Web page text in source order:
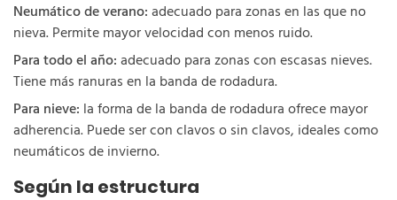
Neumático de verano:adecuado para zonas en las que no
nieva. Permite mayor velocidad con menos ruido.
Para todo el año:adecuado para zonas con escasas nieves.
Tiene más ranuras en la banda de rodadura.
Para nieve: la forma de la banda de rodadura ofrece mayor
adherencia. Puede ser con clavos o sin clavos, ideales como
neumáticos de invierno.
Según la estructura